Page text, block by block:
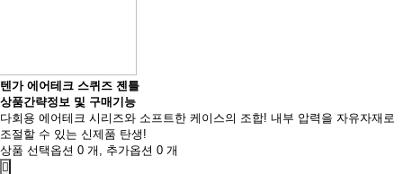
텐가 에어테크 스퀴즈 젠틀
상품간략정보 및 구매기능
다회용 에어테크 시리즈와 소프트한 케이스의 조합! 내부 압력을 자유자재로
조절할 수 있는 신제품 탄생!
상품 선택옵션 0 개, 추가옵션 0 개